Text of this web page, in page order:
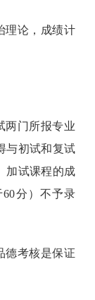
理论，成绩计
两门所报专业
与初试和复试
加试课程的成
分）不予录
德考核是保证